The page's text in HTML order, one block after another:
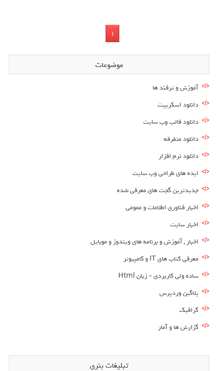
1
موضوعات
آموزش و ترفند ها
دانلود اسکریپت
دانلود قالب وب سایت
دانلود متفرقه
دانلود نرم افزار
ایده های طراحی وب سایت
جدیدترین گجت های معرفی شده
اخبار فناوری اطلاعات و عمومی
اخبار سایت
اخبار , آموزش و برنامه های ویندوز و موبایل
معرفی کتاب های IT و کامپیوتر
ساده ولی کاربردی – زبان Html
پلاگین وردپرس
گرافیک
گزارش ها و آمار
تبلیغات بنری